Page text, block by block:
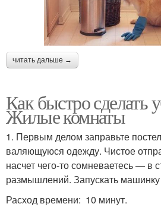
читать дальше →
Как быстро сделать
Жилые комнаты
1. Первым делом заправьте
валяющуюся одежду. Чистое
насчет чего-то сомневаетесь — в
размышлений. Запускать
Расход времени: 10 минут.